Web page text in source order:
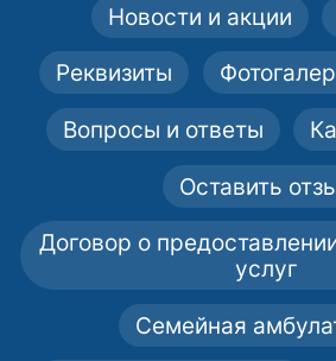
Новости и акции
Реквизиты
Вопросы и ответы
Оставить
Договор о
услуг
Семейная